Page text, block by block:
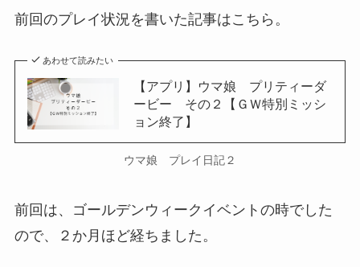
前回のプレイ状況を書いた記事はこちら。
あわせて読みたい
【アプリ】ウマ娘 プリティーダ
ービー その２【ＧＷ特別ミッシ
ョン終了】
ウマ娘 プレイ日記２
前回は、ゴールデンウィークイベントの時でした
ので、２か月ほど経ちました。